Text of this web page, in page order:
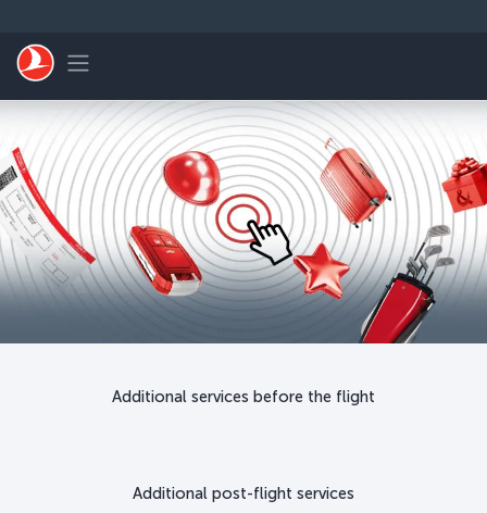
Toggle navigation
Additional services before the flight
Additional post-flight services